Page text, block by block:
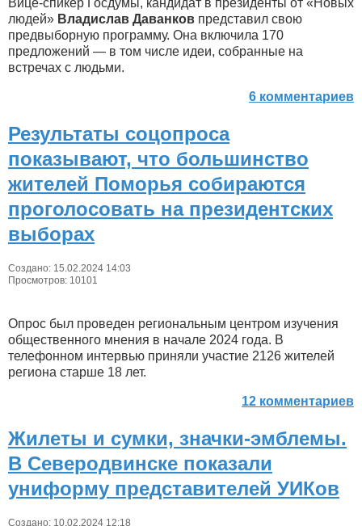
Вице-спикер Госдумы, кандидат в президенты от «Новых
людей» Владислав Даванков представил свою
предвыборную программу. Она включила 170
предложений — в том числе идеи, собранные на
встречах с людьми.
6 комментариев
Результаты соцопроса
показывают, что большинство
жителей Поморья собираются
проголосовать на президентских
выборах
Создано: 15.02.2024 14:03
Просмотров: 10101
Опрос был проведен региональным центром изучения
общественного мнения в начале 2024 года. В
телефонном интервью приняли участие 2126 жителей
региона старше 18 лет.
12 комментариев
Жилеты и сумки, значки-эмблемы.
В Северодвинске показали
униформу представителей УИКов
Создано: 10.02.2024 12:18